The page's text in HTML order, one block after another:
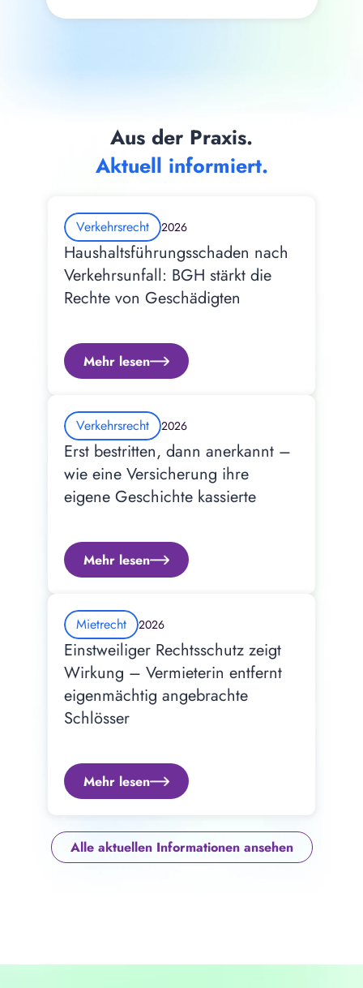
Aus der Praxis.
Aktuell informiert.
Verkehrsrecht 2026
Haushaltsführungsschaden nach
Verkehrsunfall: BGH stärkt die
Rechte von Geschädigten
Mehr lesen
Verkehrsrecht 2026
Erst bestritten, dann anerkannt –
wie eine Versicherung ihre
eigene Geschichte kassierte
Mehr lesen
Mietrecht 2026
Einstweiliger Rechtsschutz zeigt
Wirkung – Vermieterin entfernt
eigenmächtig angebrachte
Schlösser
Mehr lesen
Alle aktuellen Informationen ansehen